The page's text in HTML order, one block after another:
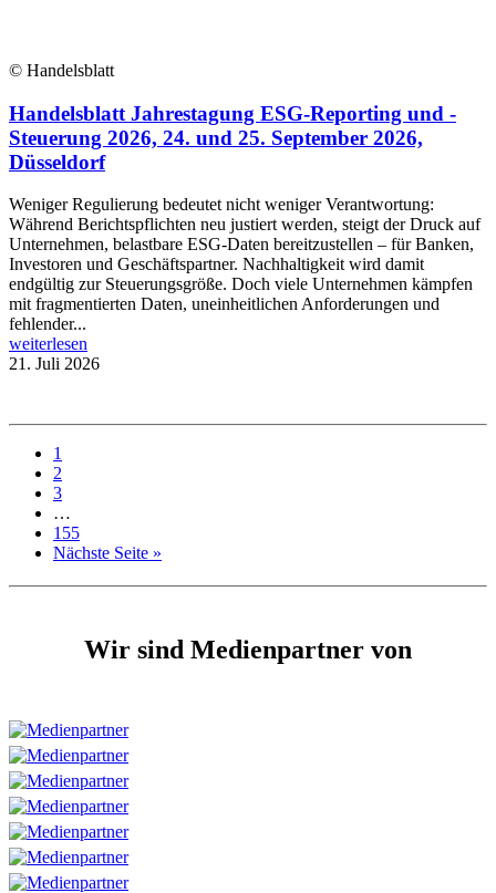
© Handelsblatt
Handelsblatt Jahrestagung ESG-Reporting und -
Steuerung 2026, 24. und 25. September 2026,
Düsseldorf
Weniger Regulierung bedeutet nicht weniger Verantwortung:
Während Berichtspflichten neu justiert werden, steigt der Druck auf
Unternehmen, belastbare ESG-Daten bereitzustellen – für Banken,
Investoren und Geschäftspartner. Nachhaltigkeit wird damit
endgültig zur Steuerungsgröße. Doch viele Unternehmen kämpfen
mit fragmentierten Daten, uneinheitlichen Anforderungen und
fehlender...
weiterlesen
21. Juli 2026
1
2
3
…
155
Nächste Seite »
Wir sind Medienpartner von